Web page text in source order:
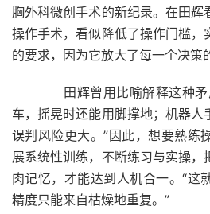
胸外科微创手术的新纪录。在田辉
操作手术，看似降低了操作门槛，
的要求，因为它放大了每一个决策
田辉曾用比喻解释这种矛
车，摇晃时还能用脚撑地；机器人
误判风险更大。”因此，想要熟练
展系统性训练，不断练习与实操，
肉记忆，才能达到人机合一。“这
精度只能来自枯燥地重复。”